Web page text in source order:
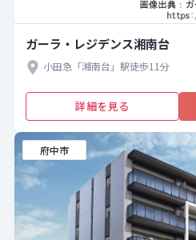
ガーラ・レジデンス湘南台
小田急「湘南台」駅徒歩11分
詳細を見る
府中市